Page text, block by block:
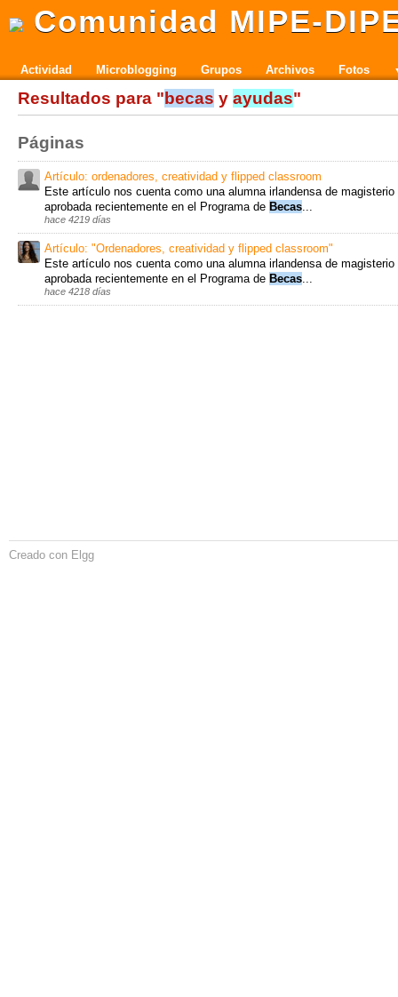
Comunidad MIPE-
Actividad Microblogging Grupos Archivos Fotos
Resultados para " becas y ayudas"
Páginas
Artículo: ordenadores, creatividad y flipped classroom
Este artículo nos cuenta como una alumna irlandensa de magisterio
aprobada recientemente en el Programa de Becas...
hace 4219 días
Artículo: "Ordenadores, creatividad y flipped classroom"
Este artículo nos cuenta como una alumna irlandensa de magisterio
aprobada recientemente en el Programa de Becas...
hace 4218 días
Creado con Elgg